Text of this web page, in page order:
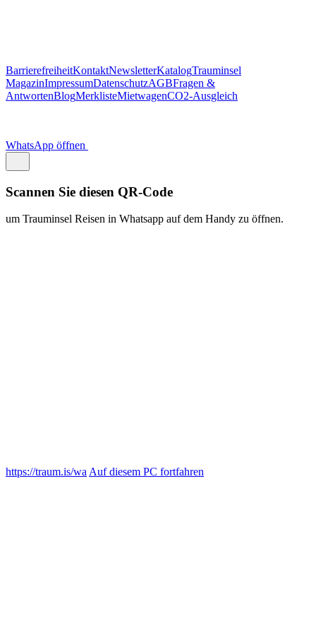
BarrierefreiheitKontaktNewsletterKatalogTrauminsel
MagazinImpressumDatenschutzAGBFragen &
AntwortenBlogMerklisteMietwagenCO2-Ausgleich
WhatsApp öffnen
Scannen Sie diesen QR-Code
um Trauminsel Reisen in Whatsapp auf dem Handy zu öffnen.
https://traum.is/waAuf diesem PC fortfahren